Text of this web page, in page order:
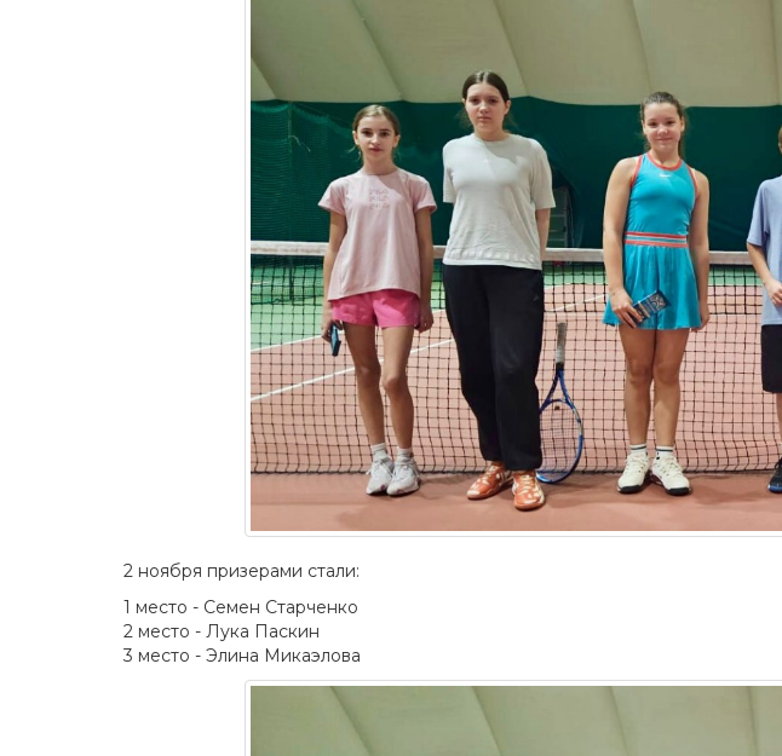
2 ноября призерами стали:
1 место - Семен Старченко
2 место - Лука Паскин
3 место - Элина Микаэлова